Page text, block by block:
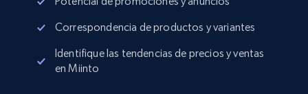
Correspondencia de productos y variantes
Identifique las tendencias de precios y ventas
en Miinto